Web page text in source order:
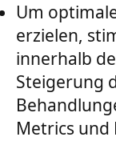
Um
erzielen,
innerhalb
Steigerung
Metrics und